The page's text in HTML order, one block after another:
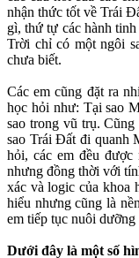
nhận thức tốt về Trái
gì, thứ tự các hành
Trời chỉ có một ngôi
chưa biết.
Các em cũng đặt ra
học hỏi như: Tại sao
sao trong vũ trụ.
sao Trái Đất đi quanh
hỏi, các em đều
nhưng đồng thời với
xác và logic của khoa
hiểu nhưng cũng là
em tiếp tục nuôi
Dưới đây là một số